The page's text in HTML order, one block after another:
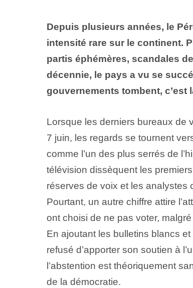
Depuis plusieurs années, le
intensité rare sur le continent.
partis éphémères, scandales
décennie, le pays a vu se
gouvernements tombent, c’est
Lorsque les derniers bureaux de
7 juin, les regards se tournent
comme l’un des plus serrés de
télévision dissèquent les
réserves de voix et les analystes
Pourtant, un autre chiffre attire
ont choisi de ne pas voter,
En ajoutant les bulletins blancs
refusé d’apporter son soutien à
l’abstention est théoriquement
de la démocratie.